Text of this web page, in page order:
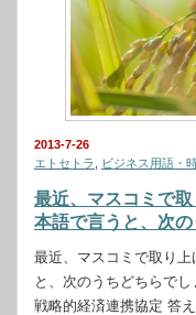
2013-7-26
エトセトラ
ビジネス用語・
最近、マスコミで
本語で言うと、次
最近、マスコミで取り
と、次のうちどちらで
戦略的経済連携協定 答